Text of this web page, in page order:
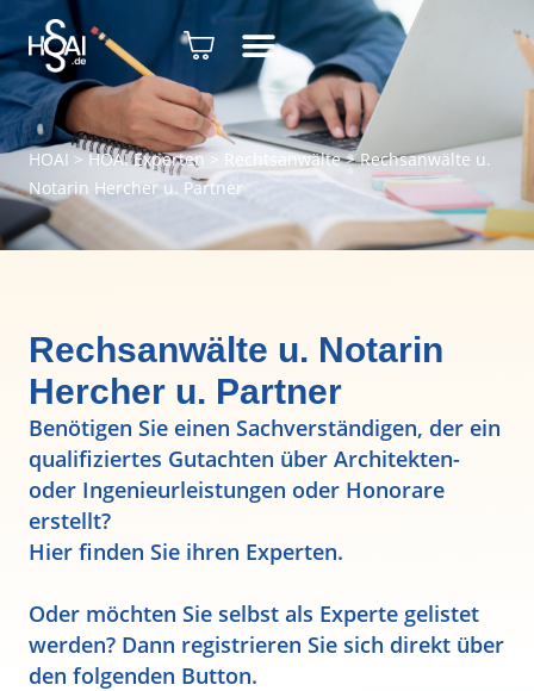
HOAI > HOAI Experten> Rechtsanwälte>Rechsanwälte u.
Notarin Hercher u. Partner
Rechsanwälte u. Notarin
Hercher u. Partner
Benötigen Sie einen Sachverständigen, der ein
qualifiziertes Gutachten über Architekten-
oder Ingenieurleistungen oder Honorare
erstellt?
Hier finden Sie ihren Experten.
Oder möchten Sie selbst als Experte gelistet
werden? Dann registrieren Sie sich direkt über
den folgenden Button.